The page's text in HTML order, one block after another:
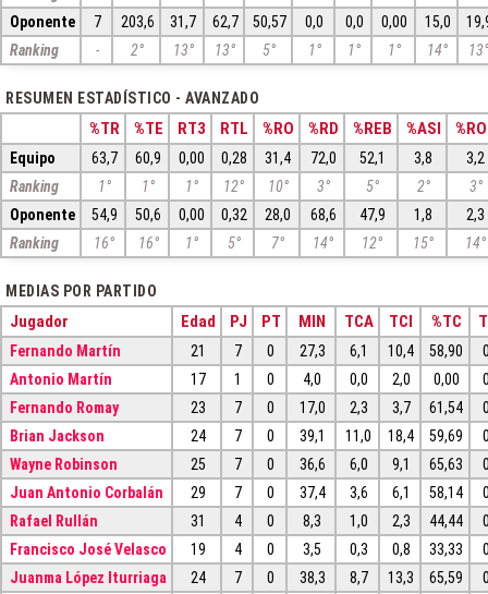
Oponente
7 203,6 31,7 62,7 50,57 0,0 0,0 0,00 15,0
Ranking
- 2° 13° 13° 5° 1° 1° 1° 14°
RESUMEN ESTADÍSTICO - AVANZADO
%TR %TE RT3 RTL %RO %RD %REB %ASI
Equipo 63,7 60,9 0,00 0,28 31,4 72,0 52,1 3,8
3,2
Ranking
1° 1° 1° 12° 10° 3° 5° 2°
3°
Oponente
54,9 50,6 0,00 0,32 28,0 68,6 47,9 1,8
2,3
Ranking
16° 16° 1° 5° 7° 14° 12° 15° 14°
MEDIAS POR PARTIDO
Jugador Edad PJ PT MIN TCA TCI %TC
Fernando Martín 21 7 0 27,3 6,1 10,4 58,90
Antonio Martín
17 1 0 4,0 0,0 2,0 0,00
Fernando Romay
23 7 0 17,0 2,3 3,7 61,54
Brian Jackson
24 7 0 39,1 11,0 18,4 59,69
Wayne Robinson
25 7 0 36,6 6,0 9,1 65,63
Juan Antonio Corbalán
29 7 0 37,4 3,6 6,1 58,14
Rafael Rullán
31 4 0 8,3 1,0 2,3 44,44
Francisco José Velasco
19 4 0 3,5 0,3 0,8 33,33
Juanma López Iturriaga
24 7 0 38,3 8,7 13,3 65,59